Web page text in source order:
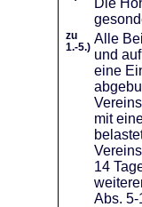
zu
1.-5.)
Alle
und
eine
mit
14
Abs.